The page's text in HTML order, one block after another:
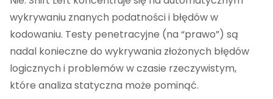
wykrywaniu znanych podatności i błędów w
kodowaniu. Testy penetracyjne (na “prawo”) są
nadal konieczne do wykrywania złożonych błędów
logicznych i problemów w czasie rzeczywistym,
które analiza statyczna może pominąć.